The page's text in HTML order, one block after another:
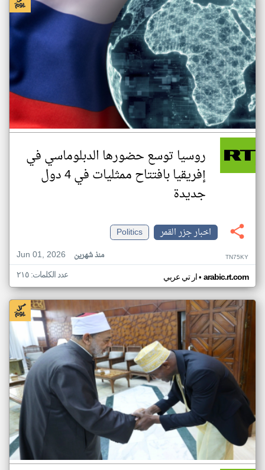
روسيا توسع حضورها الدبلوماسي في
إفريقيا بافتتاح ممثليات في 4 دول
جديدة
اخبار جزر القمر
Politics
Jun 01, 2026
منذ شهرين TN75KY
ار تي عربي• arabic.rt.com عدد الكلمات: ٢١٥